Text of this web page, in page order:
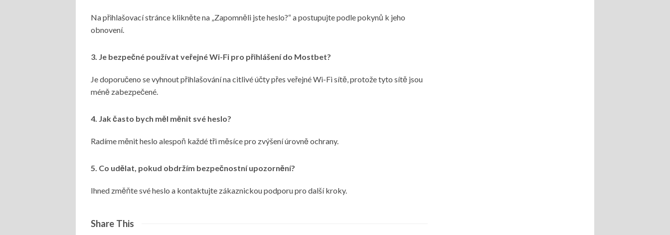
Na přihlašovací stránce klikněte na „Zapomněli jste heslo?“ a postupujte podle pokynů k jeho
obnovení.
3. Je bezpečné používat veřejné Wi-Fi pro přihlášení do Mostbet?
Je doporučeno se vyhnout přihlašování na citlivé účty přes veřejné Wi-Fi sítě, protože tyto sítě jsou
méně zabezpečené.
4. Jak často bych měl měnit své heslo?
Radíme měnit heslo alespoň každé tři měsíce pro zvýšení úrovně ochrany.
5. Co udělat, pokud obdržím bezpečnostní upozornění?
Ihned změňte své heslo a kontaktujte zákaznickou podporu pro další kroky.
Share This